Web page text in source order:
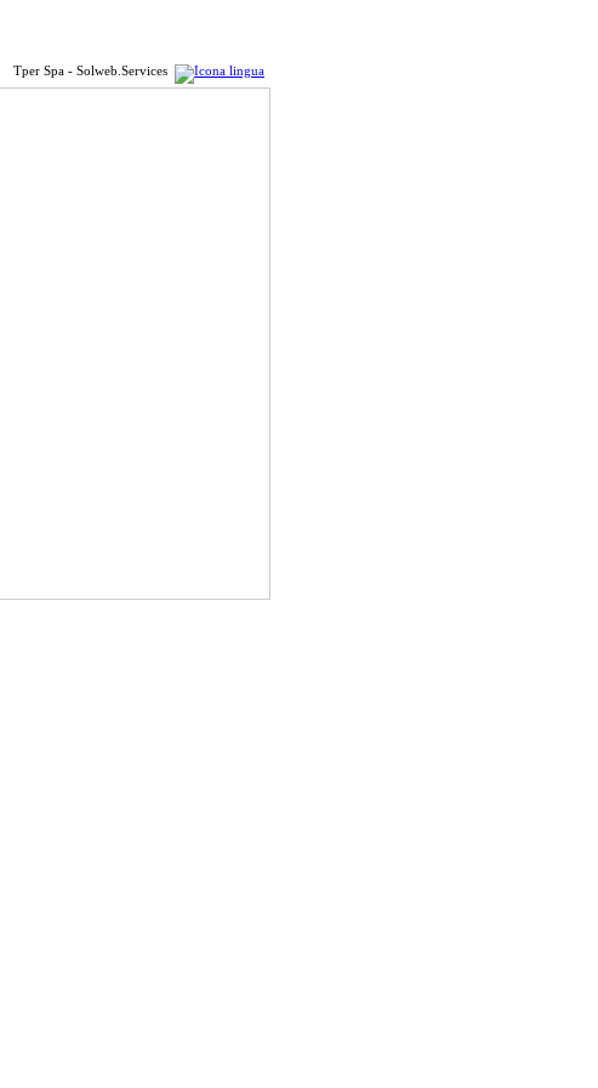
Tper Spa - Solweb.Services